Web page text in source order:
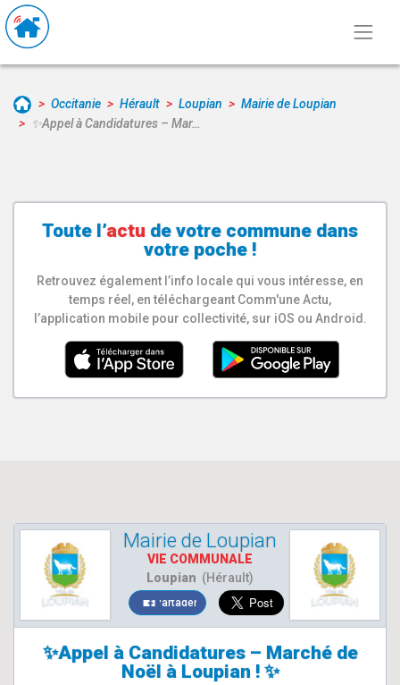
Occitanie Hérault Loupian
Mairie de Loupian
✨​Appel à Candidatures – Mar…
Toute l’actu de votre commune dans
votre poche !
Retrouvez également l’info locale qui vous intéresse, en
temps réel, en téléchargeant Comm'une Actu,
l’application mobile pour collectivité, sur iOS ou Android.
Mairie de Loupian
VIE COMMUNALE
Loupian (Hérault)
Partager
✨​Appel à Candidatures – Marché de
Noël à Loupian ! ✨​